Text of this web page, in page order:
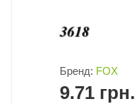
Бренд: FOX
9.71 грн.